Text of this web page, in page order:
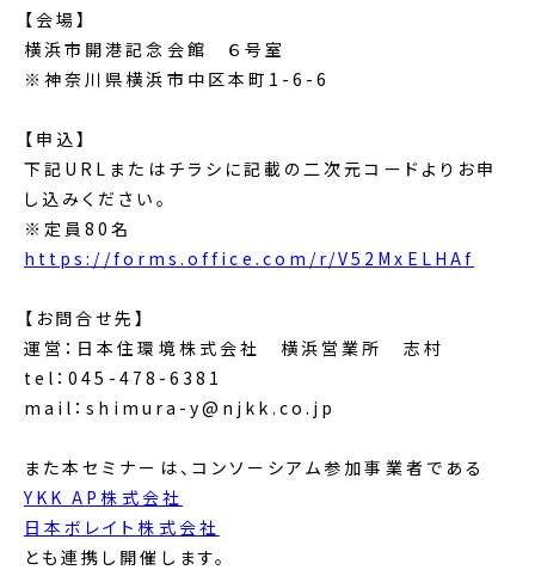
【会場】
横浜市開港記念会館 ６号室
※神奈川県横浜市中区本町1-6-6
【申込】
下記URLまたはチラシに記載の二次元コードよりお申
し込みください。
※定員80名
https://forms.office.com/r/V52MxELHAf
【お問合せ先】
運営：日本住環境株式会社 横浜営業所 志村
tel：045-478-6381
mail：shimura-y@njkk.co.jp
また本セミナーは、コンソーシアム参加事業者である
YKK AP株式会社
日本ボレイト株式会社
とも連携し開催します。